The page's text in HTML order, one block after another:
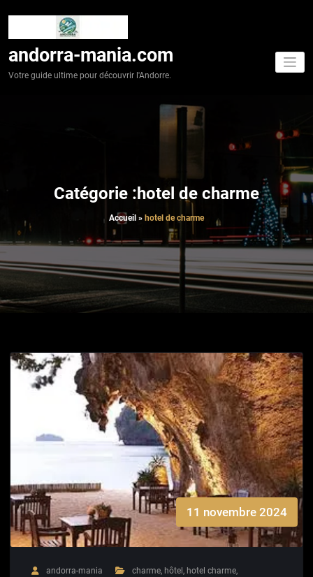
andorra-mania.com
Votre guide ultime pour découvrir l'Andorre.
Catégorie :hotel de charme
Accueil » hotel de charme
11 novembre 2024
andorra-mania charme, hôtel , hotel charme,